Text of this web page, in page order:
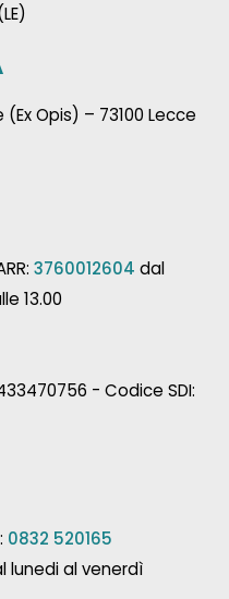
Opis) – 73100 Lecce
3760012604 dal
13.00
- Codice SDI:
0832 520165
lunedi al venerdì